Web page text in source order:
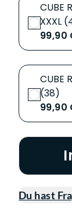
CUBE
XXXL
99,90
CUBE
(38)
99,90
Du hast